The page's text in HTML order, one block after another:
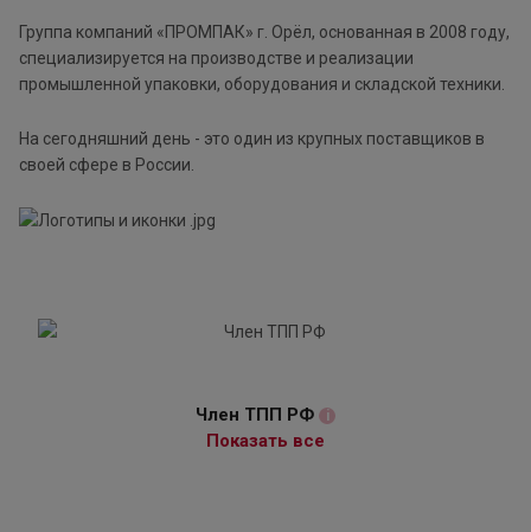
Группа компаний «ПРОМПАК» г. Орёл, основанная в 2008 году,
специализируется на производстве и реализации
промышленной упаковки, оборудования и складской техники.
На сегодняшний день - это один из крупных поставщиков в
своей сфере в России.
Член ТПП РФ i
Показать все